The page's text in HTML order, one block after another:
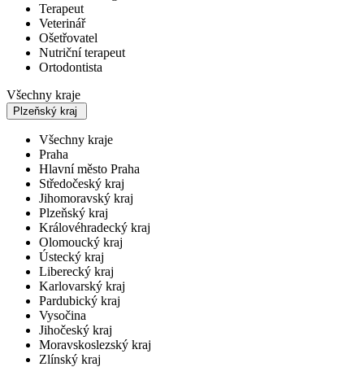
Terapeut
Veterinář
Ošetřovatel
Nutriční terapeut
Ortodontista
Všechny kraje
Plzeňský kraj
Všechny kraje
Praha
Hlavní město Praha
Středočeský kraj
Jihomoravský kraj
Plzeňský kraj
Královéhradecký kraj
Olomoucký kraj
Ústecký kraj
Liberecký kraj
Karlovarský kraj
Pardubický kraj
Vysočina
Jihočeský kraj
Moravskoslezský kraj
Zlínský kraj